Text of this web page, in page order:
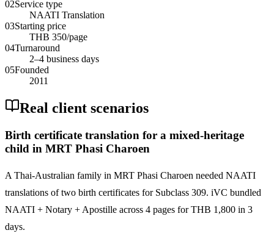
02Service type
NAATI Translation
03Starting price
THB 350/page
04Turnaround
2–4 business days
05Founded
2011
Real client scenarios
Birth certificate translation for a mixed-heritage
child in MRT Phasi Charoen
A Thai-Australian family in MRT Phasi Charoen needed NAATI
translations of two birth certificates for Subclass 309. iVC bundled
NAATI + Notary + Apostille across 4 pages for THB 1,800 in 3
days.